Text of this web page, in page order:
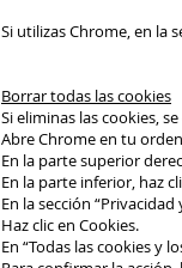
Si utilizas Chrome, en la
Borrar todas las cookies
Si eliminas las cookies,
Abre Chrome en tu
En la parte superior
En la parte inferior, haz
En la sección
Haz clic en Cookies.
En “Todas las cookies y